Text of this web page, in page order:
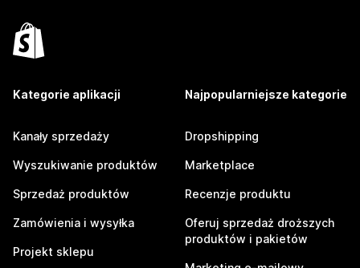
Kategorie aplikacji
Kanały sprzedaży
Wyszukiwanie produktów
Sprzedaż produktów
Zamówienia i wysyłka
Projekt sklepu
Najpopularniejsze kategorie
Dropshipping
Marketplace
Recenzje produktu
Oferuj sprzedaż droższych
produktów i pakietów